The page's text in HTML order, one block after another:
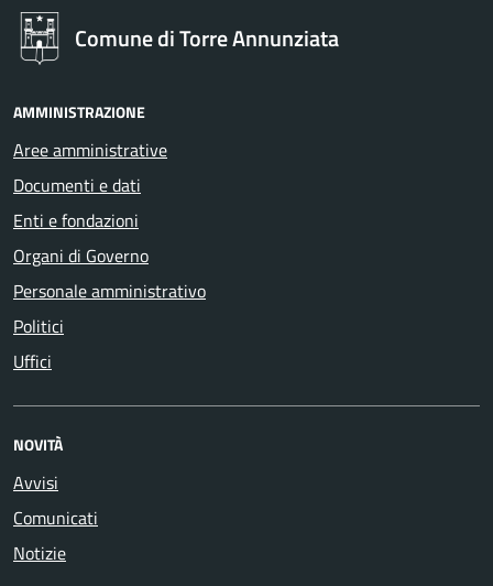
Comune di Torre Annunziata
AMMINISTRAZIONE
Aree amministrative
Documenti e dati
Enti e fondazioni
Organi di Governo
Personale amministrativo
Politici
Uffici
NOVITÀ
Avvisi
Comunicati
Notizie